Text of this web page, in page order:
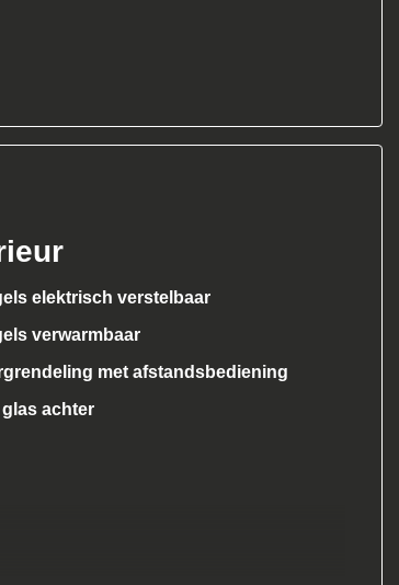
elektrisch verstelbaar
verwarmbaar
met afstandsbediening
achter